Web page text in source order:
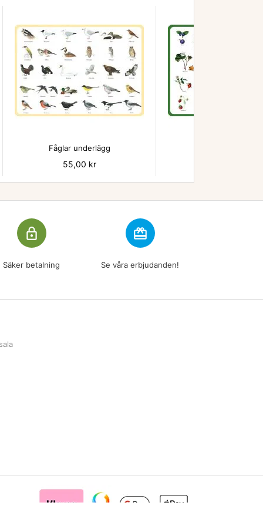

Fåglar underlägg
Pris
55,00 kr
lock_outline
Säker betalning
redeem
Se våra erbjudanden!